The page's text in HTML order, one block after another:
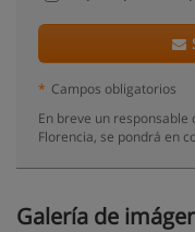
* Campos obligatorios
En breve un responsable
Florencia, se pondrá en
Galería de